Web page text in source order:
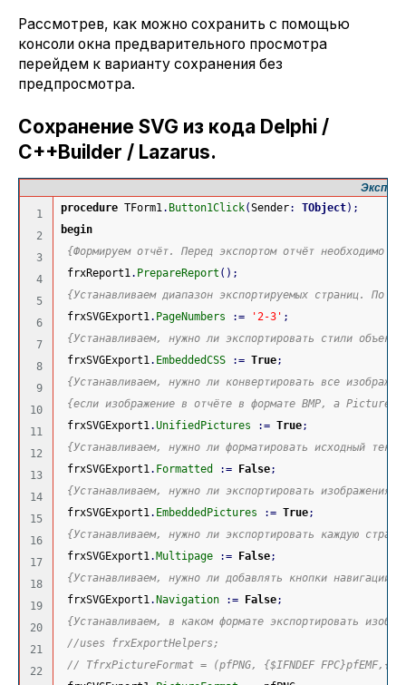
Рассмотрев, как можно сохранить с помощью
консоли окна предварительного просмотра
перейдем к варианту сохранения без
предпросмотра.
Сохранение SVG из кода Delphi /
C++Builder / Lazarus.
1
2
3
4
5
6
7
8
9
10
11
12
13
14
15
16
17
18
19
20
21
22
procedure TForm1. Button1Click(Sender: TObject) ;
begin
{Формируем отчёт. Перед экспортом отчёт необходимо
frxReport1. PrepareReport ( ) ;
{Устанавливаем диапазон экспортируемых страниц. По
frxSVGExport1. PageNumbers := '2-3' ;
{Устанавливаем, нужно ли экспортировать стили
frxSVGExport1. EmbeddedCSS := True;
{Устанавливаем, нужно ли конвертировать все
{если изображение в отчёте в формате BMP, а
frxSVGExport1.UnifiedPictures := True;
{Устанавливаем, нужно ли форматировать исходный
frxSVGExport1. Formatted := False;
{Устанавливаем, нужно ли экспортировать изображения}
frxSVGExport1. EmbeddedPictures := True;
{Устанавливаем, нужно ли экспортировать каждую
frxSVGExport1. Multipage := False;
{Устанавливаем, нужно ли добавлять кнопки навигации в
frxSVGExport1. Navigation := False;
{Устанавливаем, в каком формате экспортировать
//uses frxExportHelpers;
// TfrxPictureFormat = (pfPNG, {$IFNDEF